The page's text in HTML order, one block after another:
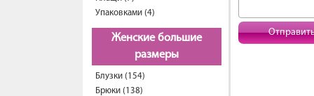
Упаковками (4)
Женские большие
размеры
Блузки (154)
Брюки (138)